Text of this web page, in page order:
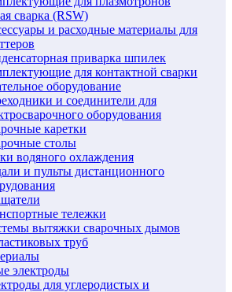
сварка (RSW)
и расходные материалы для
приварка шпилек
для контактной сварки
оборудование
и соединители для
оборудования
каретки
столы
водяного охлаждения
и пульты дистанционного
тележки
вытяжки сварочных дымов
труб
электроды
для углеродистых и